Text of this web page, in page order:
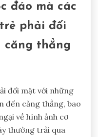
đáo mà các
phải đối
căng thẳng
đối mặt với những
đến căng thẳng, bao
về hình ảnh cơ
thường trải qua